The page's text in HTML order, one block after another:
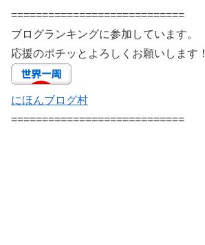
============================
ブログランキングに参加しています。
応援のポチッとよろしくお願いします！
にほんブログ村
============================